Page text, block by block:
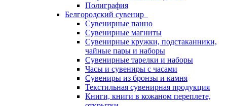
Полиграфия
Белгородский сувенир
Сувенирные панно
Сувенирные магниты
Сувенирные кружки, подстаканники,
чайные пары и наборы
Сувенирные тарелки и наборы
Часы и сувениры с часами
Сувениры из бронзы и камня
Текстильная сувенирная продукция
Книги, книги в кожаном переплете,